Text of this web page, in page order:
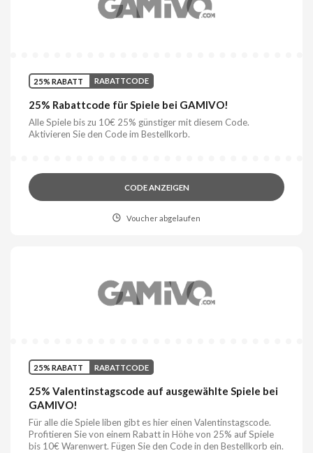
25% RABATT RABATTCODE
25% Rabattcode für Spiele bei GAMIVO!
Alle Spiele bis zu 10€ 25% günstiger mit diesem Code.
Aktivieren Sie den Code im Bestellkorb.
CODE ANZEIGEN
Voucher abgelaufen
25% RABATT RABATTCODE
25% Valentinstagscode auf ausgewählte Spiele bei
GAMIVO!
Für alle die Spiele liben gibt es hier einen Valentinstagscode.
Profitieren Sie von einem Rabatt in Höhe von 25% auf Spiele
bis 10€ Warenwert. Fügen Sie den Code in den Bestellkorb ein.